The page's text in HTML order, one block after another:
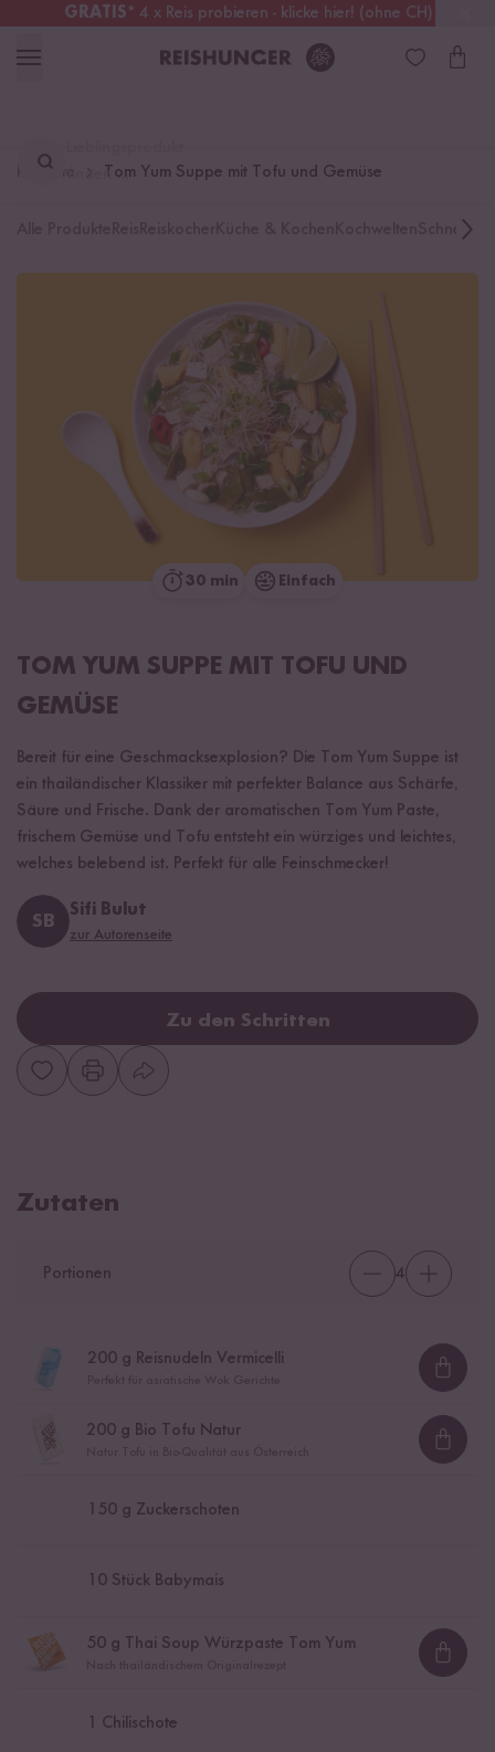
GRATIS* 4 x Reis probieren - klicke hier! (ohne CH)
Deutschland Kostenloser Versand
finden ...
Rezepte Tom Yum Suppe mit Tofu und Gemüse
Schnelle
30 min Einfach
TOM YUM SUPPE MIT TOFU UND
GEMÜSE
Bereit für eine Geschmacksexplosion? Die Tom Yum Suppe ist
ein thailändischer Klassiker mit perfekter Balance aus Schärfe,
Säure und Frische. Dank der aromatischen Tom Yum Paste,
frischem Gemüse und Tofu entsteht ein würziges und leichtes,
welches belebend ist. Perfekt für alle Feinschmecker!
SB
Sifi Bulut
zur Autorenseite
Zu den Schritten
Zutaten
Portionen 4
200 g Reisnudeln Vermicelli
200 g Bio Tofu Natur
150 g Zuckerschoten
10 Stück Babymais
50 g Thai Soup Würzpaste Tom Yum
Chilischote